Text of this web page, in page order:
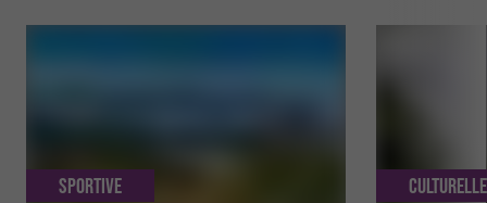
Sportive Culturelle